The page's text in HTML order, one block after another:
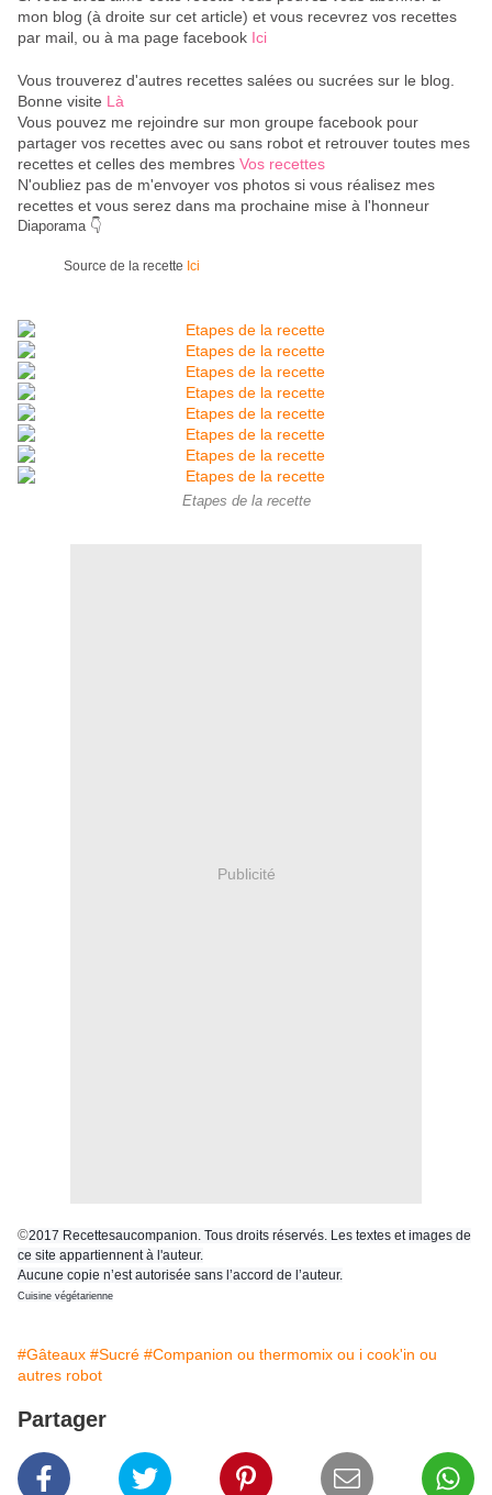
mon blog (à droite sur cet article) et vous recevrez vos recettes
par mail, ou à ma page facebook Ici
Vous trouverez d'autres recettes salées ou sucrées sur le blog.
Bonne visite Là
Vous pouvez me rejoindre sur mon groupe facebook pour
partager vos recettes avec ou sans robot et retrouver toutes mes
recettes et celles des membres Vos recettes
N'oubliez pas de m'envoyer vos photos si vous réalisez mes
recettes et vous serez dans ma prochaine mise à l'honneur
Diaporama 👇
Source de la recette Ici
Etapes de la recette
Publicité
©2017 Recettesaucompanion. Tous droits réservés. Les textes et images de
ce site appartiennent à l'auteur.
Aucune copie n’est autorisée sans l’accord de l’auteur.
Cuisine végétarienne
#Gâteaux #Sucré #Companion ou thermomix ou i cook'in ou
autres robot
Partager